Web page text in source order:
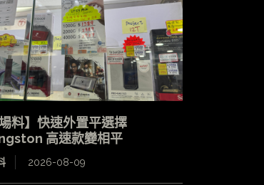
場料】快速外置平選擇
高速款變相平
2026-08-09